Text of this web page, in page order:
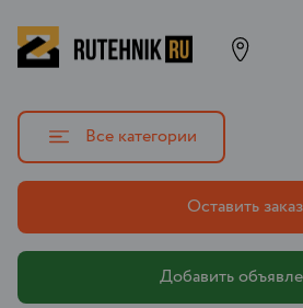
Все категории
Оставить заказ
Добавить